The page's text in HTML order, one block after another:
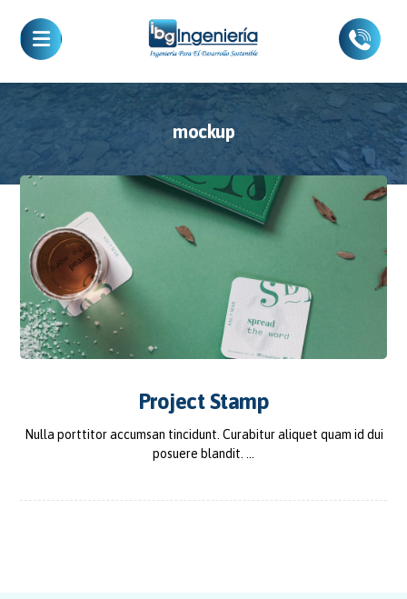
mockup
Project Stamp
Nulla porttitor accumsan tincidunt. Curabitur aliquet quam id dui
posuere blandit. ...